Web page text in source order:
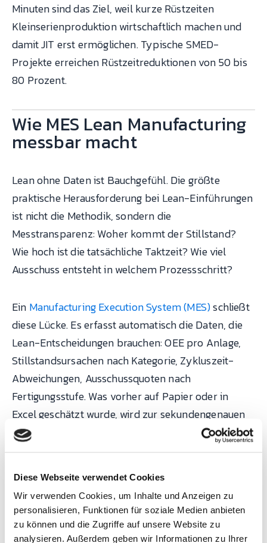
Diese Webseite verwendet Cookies
Wir verwenden Cookies, um Inhalte und Anzeigen zu
personalisieren, Funktionen für soziale Medien anbieten
zu können und die Zugriffe auf unsere Website zu
analysieren. Außerdem geben wir Informationen zu Ihrer
Minuten sind das Ziel, weil kurze Rüstzeiten
Kleinserienproduktion wirtschaftlich machen und
damit JIT erst ermöglichen. Typische SMED-
Projekte erreichen Rüstzeitreduktionen von 50 bis
80 Prozent.
Wie MES Lean Manufacturing
messbar macht
Lean ohne Daten ist Bauchgefühl. Die größte
praktische Herausforderung bei Lean-Einführungen
ist nicht die Methodik, sondern die
Messtransparenz: Woher kommt der Stillstand?
Wie hoch ist die tatsächliche Taktzeit? Wie viel
Ausschuss entsteht in welchem Prozessschritt?
Ein Manufacturing Execution System (MES)schließt
diese Lücke. Es erfasst automatisch die Daten, die
Lean-Entscheidungen brauchen: OEE pro Anlage,
Stillstandsursachen nach Kategorie, Zykluszeit-
Abweichungen, Ausschussquoten nach
Fertigungsstufe. Was vorher auf Papier oder in
Excel geschätzt wurde, wird zur sekundengenauen
Messung.
Was in der Praxis auffällt: Betriebe, die Lean ohne
deutlich, stagnieren aber danach, weil manuelle
Datenerfassung zu ungenau ist, um weitere